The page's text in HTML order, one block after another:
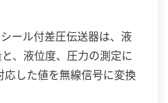
ール付差圧伝送器は、液
、液位度、圧力の測定に
した値を無線信号に変換